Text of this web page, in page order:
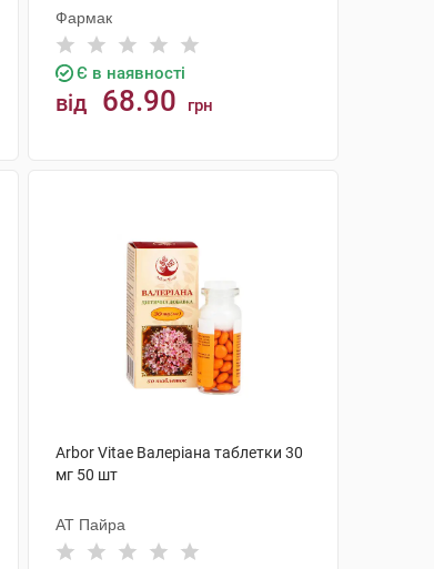
Фармак
Є в наявності
від 68.90 грн
Arbor Vitae Валеріана таблетки 30
мг 50 шт
АТ Пайра